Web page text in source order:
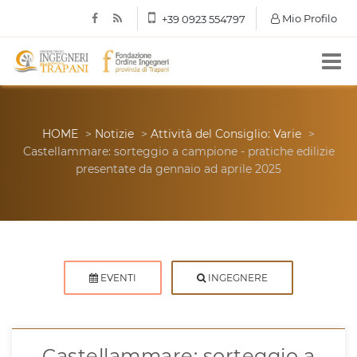
+39 0923 554797 Mio Profilo
HOME > Notizie > Attività del Consiglio: Varie >
Castellammare: sorteggio a campione - pratiche edilizie
presentate da gennaio ad aprile 2025
EVENTI INGEGNERE